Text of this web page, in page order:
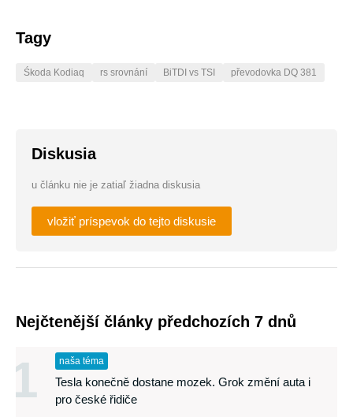
Tagy
Śkoda Kodiaq rs srovnání BiTDI vs TSI převodovka DQ 381
Diskusia
u článku nie je zatiaľ žiadna diskusia
vložiť príspevok do tejto diskusie
Nejčtenější články předchozích 7 dnů
1 naša téma
Tesla konečně dostane mozek. Grok změní auta i
pro české řidiče